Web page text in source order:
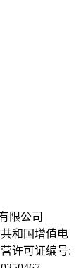
限公司
和国增值电
许可证编号: